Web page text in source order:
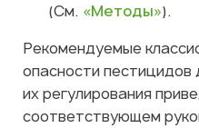
(См. «Методы»).
Рекомендуемые
опасности пестицидов
их регулирования
соответствующем